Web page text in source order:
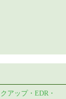
アップ・EDR・